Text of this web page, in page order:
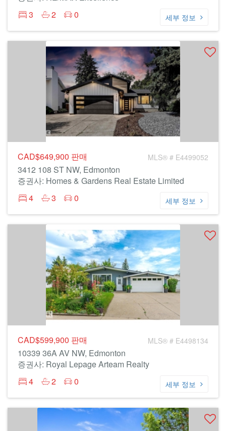
3
2 0 세부 정보
CAD$649,900 판매 MLS® # E4499052
3412 108 ST NW, Edmonton
증권사: Homes & Gardens Real Estate Limited
4
3 0 세부 정보
CAD$599,900 판매 MLS® # E4498134
10339 36A AV NW, Edmonton
증권사: Royal Lepage Arteam Realty
4
2 0 세부 정보